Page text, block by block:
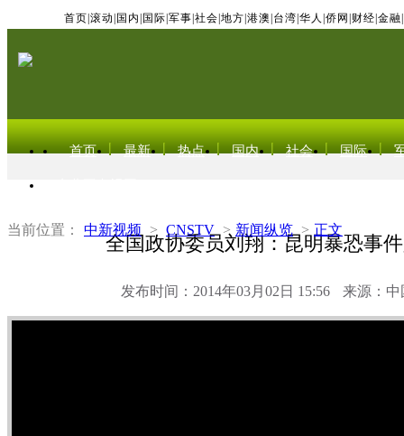
首页 滚动 国内 国际 军事 社会 地方 港澳 台湾 华人 侨网 财经 金融
首页 最新 热点 国内 社会 国际
当前位置： 中新视频 > CNSTV > 新闻纵览 > 正文
全国政协委员刘翔：昆明暴恐事
发布时间：2014年03月02日 15:56 来源：中